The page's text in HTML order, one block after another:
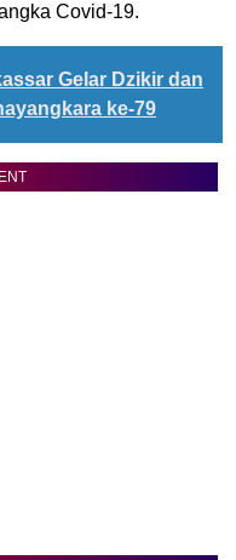
Covid-19.
Gelar Dzikir dan
ke-79